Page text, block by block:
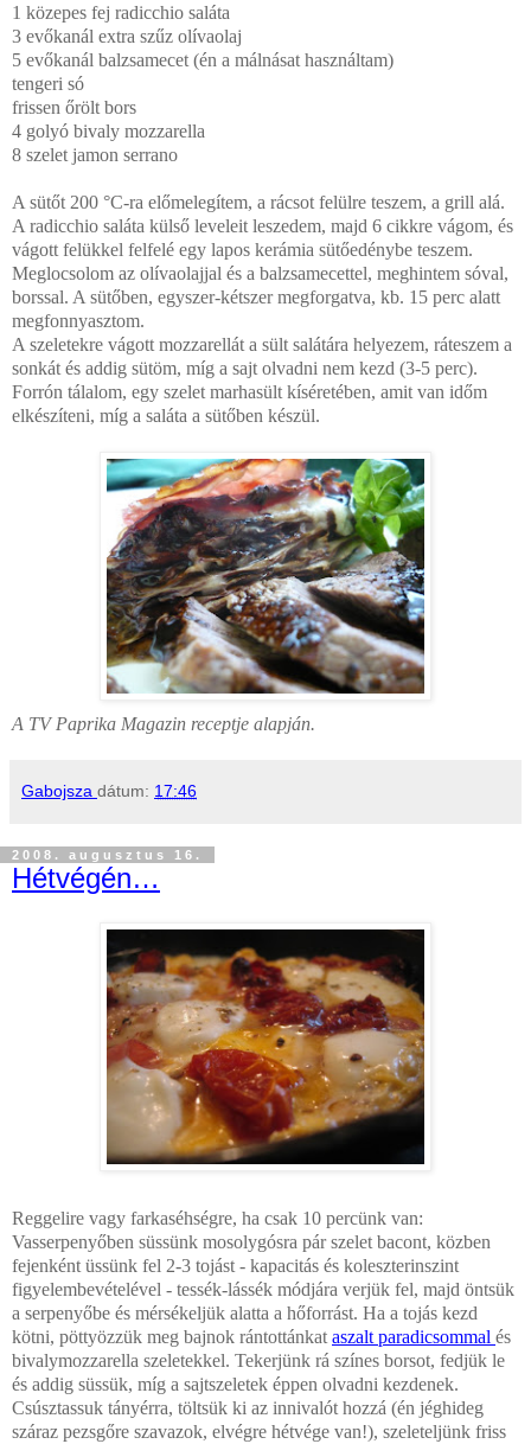
1 közepes fej radicchio saláta
3 evőkanál extra szűz olívaolaj
5 evőkanál balzsamecet (én a málnásat használtam)
tengeri só
frissen őrölt bors
4 golyó bivaly mozzarella
8 szelet jamon serrano
A sütőt 200 °C-ra előmelegítem, a rácsot felülre teszem, a grill alá.
A radicchio saláta külső leveleit leszedem, majd 6 cikkre vágom, és
vágott felükkel felfelé egy lapos kerámia sütőedénybe teszem.
Meglocsolom az olívaolajjal és a balzsamecettel, meghintem sóval,
borssal. A sütőben, egyszer-kétszer megforgatva, kb. 15 perc alatt
megfonnyasztom.
A szeletekre vágott mozzarellát a sült salátára helyezem, ráteszem a
sonkát és addig sütöm, míg a sajt olvadni nem kezd (3-5 perc).
Forrón tálalom, egy szelet marhasült kíséretében, amit van időm
elkészíteni, míg a saláta a sütőben készül.
A TV Paprika Magazin receptje alapján.
Gabojsza dátum: 17:46
2008. augusztus 16.
Hétvégén…
Reggelire vagy farkaséhségre, ha csak 10 percünk van:
Vasserpenyőben süssünk mosolygósra pár szelet bacont, közben
fejenként üssünk fel 2-3 tojást - kapacitás és koleszterinszint
figyelembevételével - tessék-lássék módjára verjük fel, majd öntsük
a serpenyőbe és mérsékeljük alatta a hőforrást. Ha a tojás kezd
kötni, pöttyözzük meg bajnok rántottánkat aszalt paradicsommal és
bivalymozzarella szeletekkel. Tekerjünk rá színes borsot, fedjük le
és addig süssük, míg a sajtszeletek éppen olvadni kezdenek.
Csúsztassuk tányérra, töltsük ki az innivalót hozzá (én jéghideg
száraz pezsgőre szavazok, elvégre hétvége van!), szeleteljünk friss